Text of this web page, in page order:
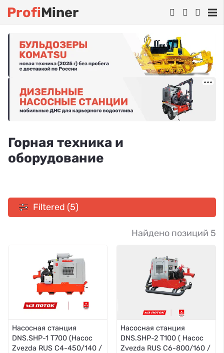
ProfiMiner
Горная техника и
оборудование
Filtered (5)
Найдено позиций 5
Насосная станция
DNS.SHP-1 Т700 (Насос
Zvezda RUS C4-450/140 /
Насосная станция
DNS.SHP-2 T100 ( Насос
Zvezda RUS C6-800/160 /